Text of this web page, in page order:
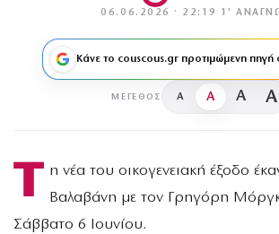
06.06.2026 · 22:19 · 1′
Κάνε το couscous.gr προτιμώμενη πηγή
ΜΈΓΕΘΟΣ A A A A
Τ η νέα του οικογενειακή έξοδο
Βαλαβάνη με τον Γρηγόρη
Σάββατο 6 Ιουνίου.